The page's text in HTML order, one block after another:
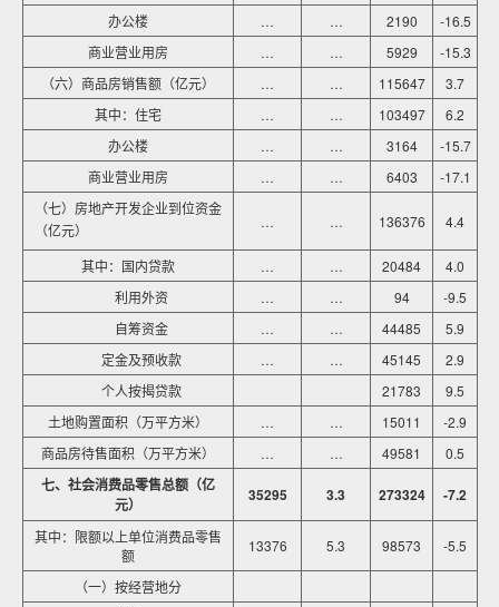
办公楼
… … 2190
-16.5
商业营业用房
… … 5929
-15.3
（六）商品房销售额（亿元）
… … 115647
3.7
其中：住宅
… … 103497
6.2
办公楼
… … 3164
-15.7
商业营业用房
… … 6403
-17.1
（七）房地产开发企业到位资金
（亿元）
… … 136376 4.4
其中：国内贷款 … … 20484
4.0
利用外资
… … 94
-9.5
自筹资金
… … 44485
5.9
定金及预收款
… … 45145
2.9
个人按揭贷款
21783
9.5
土地购置面积（万平方米）
… … 15011
-2.9
商品房待售面积（万平方米）
… … 49581 0.5
七、社会消费品零售总额（亿
元）
35295 3.3 273324 -7.2
其中：限额以上单位消费品零售
额
13376 5.3 98573 -5.5
（一）按经营地分